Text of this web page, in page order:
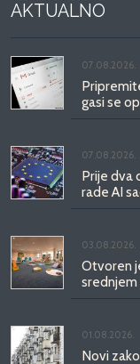
AKTUALNO
07.08.2026.
gasi se
07.08.2026.
Prije dva
rade AI
03.08.2026.
Otvoren
srednjem
01.08.2026.
Novi